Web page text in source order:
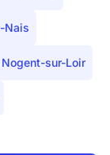
Nais
Nogent-sur-Loir